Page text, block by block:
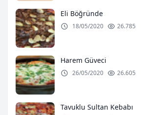
Eli Böğründe
18/05/2020 26.785
Harem Güveci
26/05/2020 26.605
Tavuklu Sultan Kebabı